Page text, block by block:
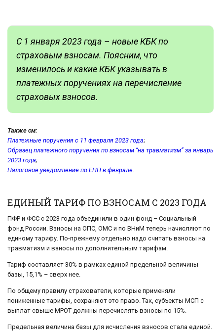
С 1 января 2023 года – новые КБК по
страховым взносам. Поясним, что
изменилось и какие КБК указывать в
платежных поручениях на перечисление
страховых взносов.
Также см:
Платежные поручения с 11 февраля 2023 года;
Образец платежного поручения по взносам “на травматизм” за январь
2023 года;
Налоговое уведомление по ЕНП в феврале.
ЕДИНЫЙ ТАРИФ ПО ВЗНОСАМ С 2023 ГОДА
ПФР и ФСС с 2023 года объединили в один фонд – Социальный
фонд России. Взносы на ОПС, ОМС и по ВНиМ теперь начисляют по
единому тарифу. По-прежнему отдельно надо считать взносы на
травматизм и взносы по дополнительным тарифам.
Тариф составляет 30% в рамках единой предельной величины
базы, 15,1% – сверх нее.
По общему правилу страхователи, которые применяли
пониженные тарифы, сохраняют это право. Так, субъекты МСП с
выплат свыше МРОТ должны перечислять взносы по 15%.
Предельная величина базы для исчисления взносов стала единой.